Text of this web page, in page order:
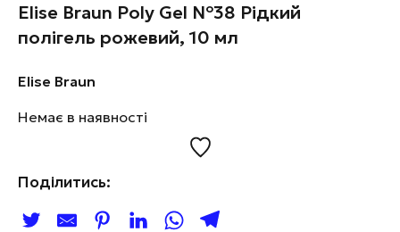
Elise Braun Poly Gel №38 Рідкий
полігель рожевий, 10 мл
Elise Braun
Немає в наявності
Поділитись: